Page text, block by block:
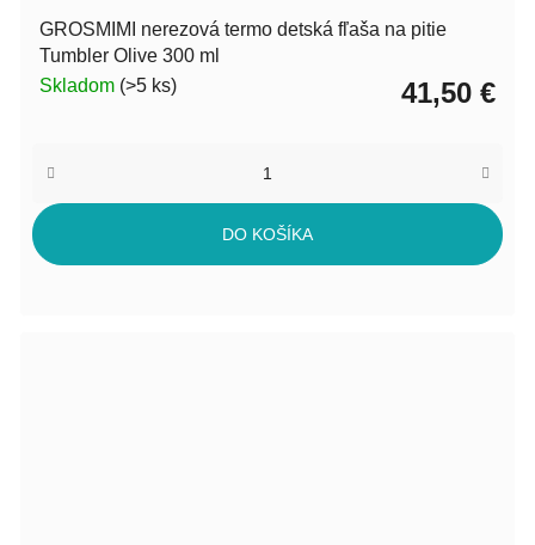
GROSMIMI nerezová termo detská fľaša na pitie
Tumbler Olive 300 ml
Skladom (>5 ks) 41,50 €
DO KOŠÍKA